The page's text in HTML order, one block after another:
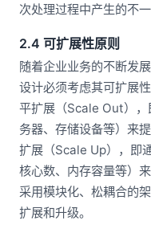
次处理过程中产生的不一
2.4 可扩展性原则
随着企业业务的不断发
设计必须考虑其可扩展
平扩展（Scale Out），
务器、存储设备等）来
扩展（Scale Up），即
核心数、内存容量等）
采用模块化、松耦合的
扩展和升级。